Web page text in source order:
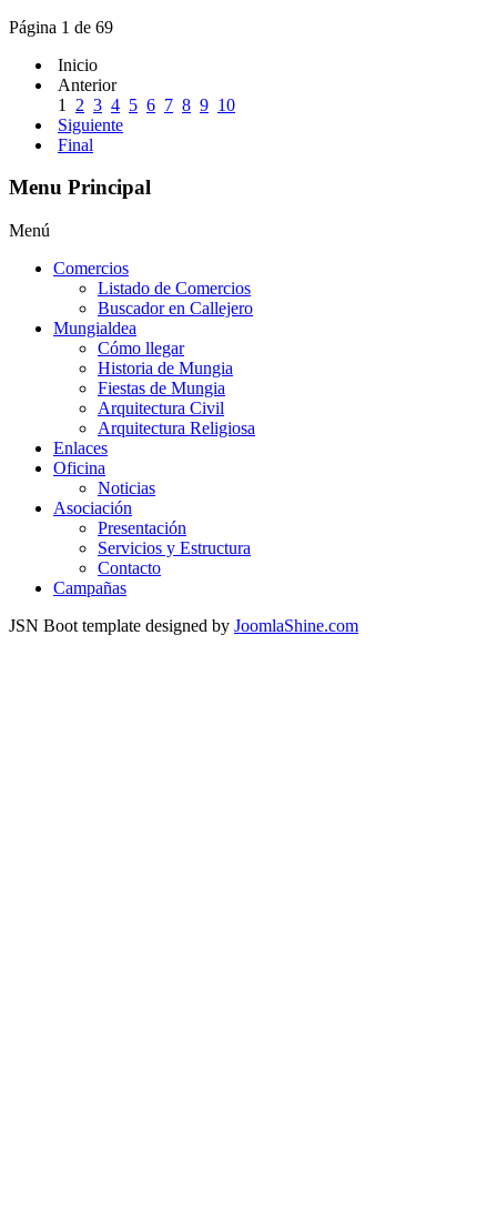
Página 1 de 69
Inicio
Anterior
1
2 3 4 5 6 7 8 9 10
Siguiente
Final
Menu Principal
Menú
Comercios
Listado de Comercios
Buscador en Callejero
Mungialdea
Cómo llegar
Historia de Mungia
Fiestas de Mungia
Arquitectura Civil
Arquitectura Religiosa
Enlaces
Oficina
Noticias
Asociación
Presentación
Servicios y Estructura
Contacto
Campañas
JSN Boot template designed by JoomlaShine.com